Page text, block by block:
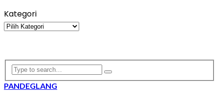
Kategori
Kategori
PANDEGLANG